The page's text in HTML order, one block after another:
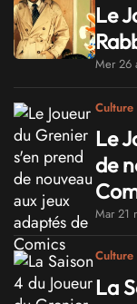
Le
Mer 26
Le
de
Mar 21
La